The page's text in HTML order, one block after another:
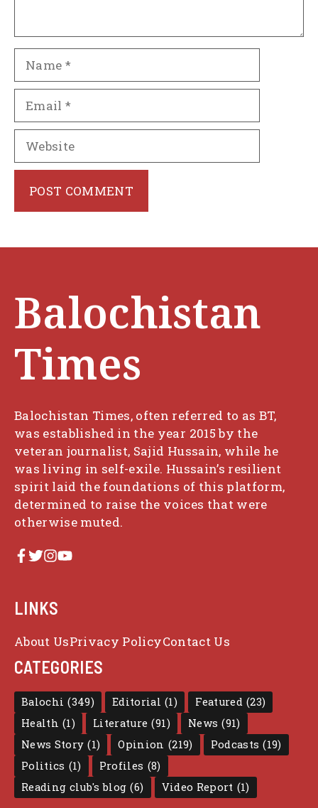
Balochistan
Times
Balochistan Times, often referred to as BT,
was established in the year 2015 by the
veteran journalist, Sajid Hussain, while he
was living in self-exile. Hussain’s resilient
spirit laid the foundations of this platform,
determined to raise the voices that were
otherwise muted.
LINKS
About UsPrivacy PolicyContact Us
CATEGORIES
Balochi (349) Editorial (1) Featured (23)
Health (1) Literature (91) News (91)
News Story (1) Opinion (219) Podcasts (19)
Politics (1) Profiles (8)
Reading club's blog (6) Video Report (1)